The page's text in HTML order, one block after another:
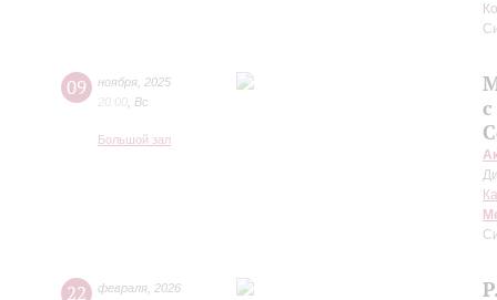
09 ноября 2025
20:00 Вс
Большой зал
22 февраля 2026